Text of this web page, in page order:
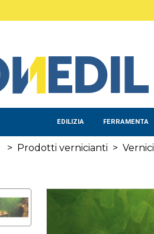
EDILIZIA FERRAMENTA
> Prodotti vernicianti > Vernici